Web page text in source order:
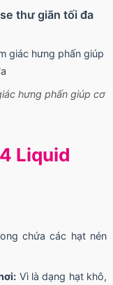
thư giãn tối đa
hưng phấn giúp cơ
Liquid
chứa các hạt nén
Vì là dạng hạt khô,